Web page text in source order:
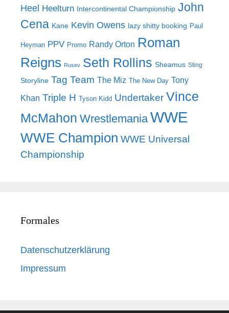
Heel Heelturn Intercontinental Championship John
Cena Kane Kevin Owens lazy shitty booking Paul
Heyman PPV Promo Randy Orton Roman
Reigns Rusev Seth Rollins Sheamus Sting
Storyline Tag Team The Miz The New Day Tony
Khan Triple H Tyson Kidd Undertaker Vince
McMahon Wrestlemania WWE
WWE Champion WWE Universal
Championship
Formales
Datenschutzerklärung
Impressum